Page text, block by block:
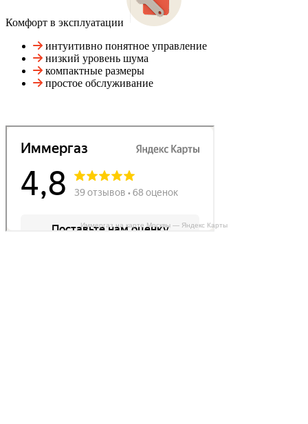
Комфорт в эксплуатации
интуитивно понятное управление
низкий уровень шума
компактные размеры
простое обслуживание
Иммергаз на карте Москвы — Яндекс Карты